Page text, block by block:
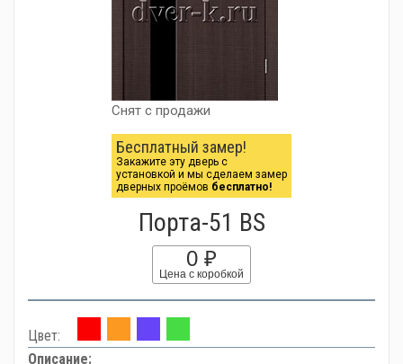
Снят с продажи
Бесплатный замер!
Закажите эту дверь с
установкой и мы сделаем замер
дверных проёмов бесплатно!
Порта-51 BS
0 ₽
Цена с коробкой
Цвет:
Описание: